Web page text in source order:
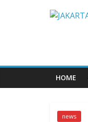
HOME
news